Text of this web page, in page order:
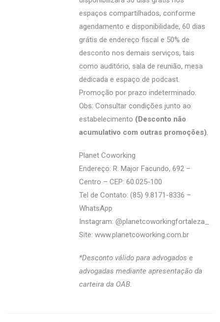
espaços compartilhados, conforme
agendamento e disponibilidade, 60 dias
grátis de endereço fiscal e 50% de
desconto nos demais serviços, tais
como auditório, sala de reunião, mesa
dedicada e espaço de podcast.
Promoção por prazo indeterminado.
Obs: Consultar condições junto ao
estabelecimento (Desconto não
acumulativo com outras promoções).
Planet Coworking
Endereço: R. Major Facundo, 692 –
Centro – CEP: 60.025-100
Tel de Contato: (85) 9.8171-8336 –
WhatsApp
Instagram: @‌planetcoworkingfortaleza_
Site:www.planetcoworking.com.br
*Desconto válido para advogados e
advogadas mediante apresentação da
carteira da OAB.